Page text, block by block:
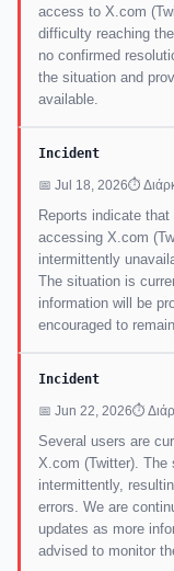
access to X.com
difficulty reaching
no confirmed
the situation and
available.
Incident
📅 Jul 18, 2026⏱
Reports indicate
accessing X.com
intermittently
The situation is
information will be
encouraged to
Incident
📅 Jun 22, 2026⏱
Several users are
X.com (Twitter). The
intermittently,
errors. We are
updates as more
advised to monitor